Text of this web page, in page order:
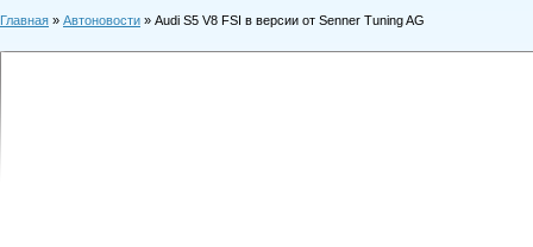
Главная » Автоновости » Audi S5 V8 FSI в версии от Senner Tuning AG